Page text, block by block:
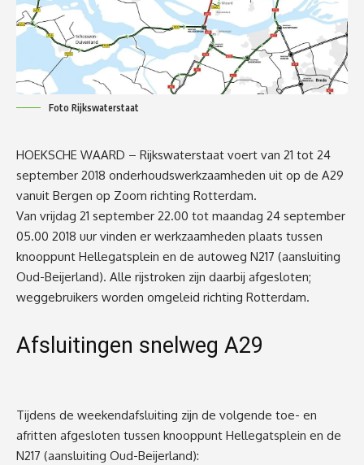
Foto Rijkswaterstaat
HOEKSCHE WAARD – Rijkswaterstaat voert van 21 tot 24
september 2018 onderhoudswerkzaamheden uit op de A29
vanuit Bergen op Zoom richting Rotterdam.
Van vrijdag 21 september 22.00 tot maandag 24 september
05.00 2018 uur vinden er werkzaamheden plaats tussen
knooppunt Hellegatsplein en de autoweg N217 (aansluiting
Oud-Beijerland). Alle rijstroken zijn daarbij afgesloten;
weggebruikers worden omgeleid richting Rotterdam.
Afsluitingen snelweg A29
Tijdens de weekendafsluiting zijn de volgende toe- en
afritten afgesloten tussen knooppunt Hellegatsplein en de
N217 (aansluiting Oud-Beijerland):